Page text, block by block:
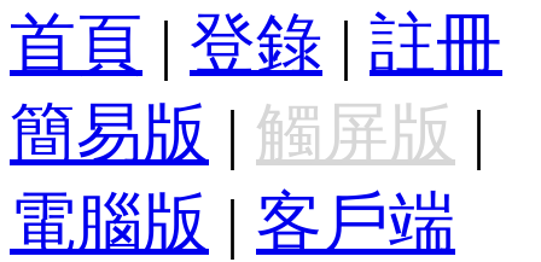
首頁 | 登錄 | 註冊
簡易版 | 觸屏版 |
電腦版 | 客戶端